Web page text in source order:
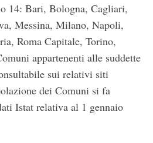
14: Bari, Bologna, Cagliari,
Messina, Milano, Napoli,
Roma Capitale, Torino,
appartenenti alle suddette
sui relativi siti
dei Comuni si fa
Istat relativa al 1 gennaio